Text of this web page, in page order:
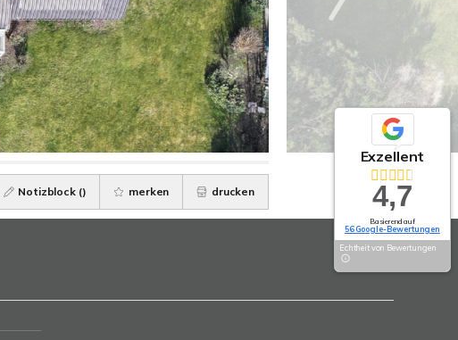
Notizblock () merken drucken
Exzellent
4,7
Basierend auf
56 Google-Bewertungen
Echtheit von Bewertungen